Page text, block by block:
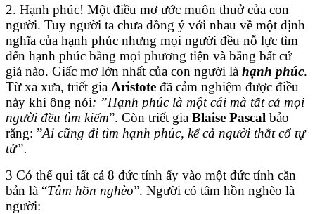
2. Hạnh phúc! Một điều mơ ước muôn thuở của con
người. Tuy người ta chưa đồng ý với nhau về một định
nghĩa của hạnh phúc nhưng mọi người đều nỗ lực tìm
đến hạnh phúc bằng mọi phương tiện và bằng bất cứ
giá nào. Giấc mơ lớn nhất của con người là hạnh phúc.
Từ xa xưa, triết gia Aristote đã cảm nghiệm được điều
này khi ông nói: ”Hạnh phúc là một cái mà tất cả mọi
người đều tìm kiếm”. Còn triết gia Blaise Pascal bảo
rằng: ”Ai cũng đi tìm hạnh phúc, kể cả người thắt cổ tự
tử”.
3 Có thể qui tất cả 8 đức tính ấy vào một đức tính căn
bản là “Tâm hồn nghèo”. Người có tâm hồn nghèo là
người: